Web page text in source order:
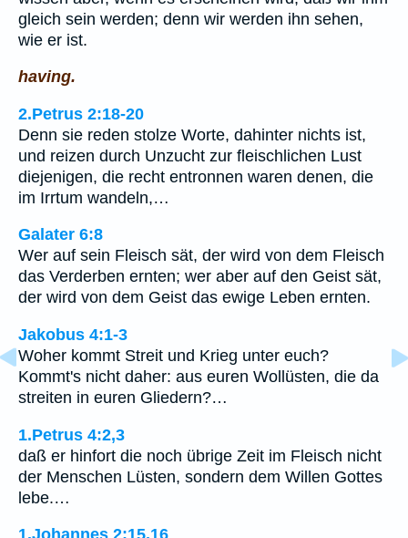
gleich sein werden; denn wir werden ihn sehen,
wie er ist.
having.
2.Petrus 2:18-20
Denn sie reden stolze Worte, dahinter nichts ist,
und reizen durch Unzucht zur fleischlichen Lust
diejenigen, die recht entronnen waren denen, die
im Irrtum wandeln,…
Galater 6:8
Wer auf sein Fleisch sät, der wird von dem Fleisch
das Verderben ernten; wer aber auf den Geist sät,
der wird von dem Geist das ewige Leben ernten.
Jakobus 4:1-3
Woher kommt Streit und Krieg unter euch?
Kommt's nicht daher: aus euren Wollüsten, die da
streiten in euren Gliedern?…
1.Petrus 4:2,3
daß er hinfort die noch übrige Zeit im Fleisch nicht
der Menschen Lüsten, sondern dem Willen Gottes
lebe.…